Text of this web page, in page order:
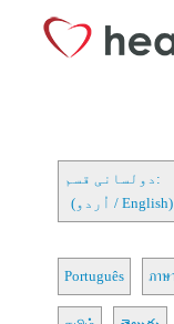
دولسانی قسم:
(اُردو / English)
Português ภาษ